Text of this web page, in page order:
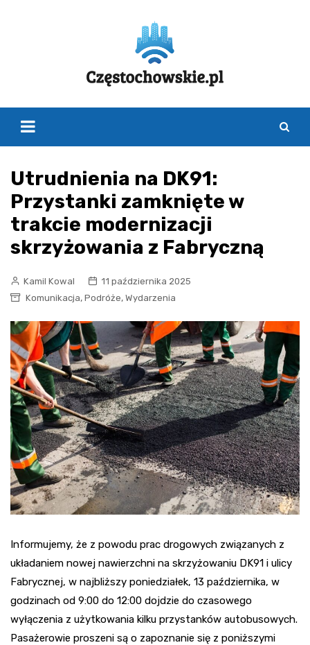
Utrudnienia na DK91:
Przystanki zamknięte w
trakcie modernizacji
skrzyżowania z Fabryczną
Kamil Kowal
11 października 2025
Komunikacja, Podróże, Wydarzenia
Informujemy, że z powodu prac drogowych związanych z
układaniem nowej nawierzchni na skrzyżowaniu DK91 i ulicy
Fabrycznej, w najbliższy poniedziałek, 13 października, w
godzinach od 9:00 do 12:00 dojdzie do czasowego
wyłączenia z użytkowania kilku przystanków autobusowych.
Pasażerowie proszeni są o zapoznanie się z poniższymi